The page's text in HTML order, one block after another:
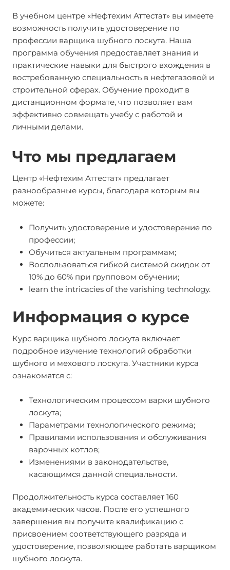
В учебном центре «Нефтехим Аттестат» вы имеете
возможность получить удостоверение по
профессии варщика шубного лоскута. Наша
программа обучения предоставляет знания и
практические навыки для быстрого вхождения в
востребованную специальность в нефтегазовой и
строительной сферах. Обучение проходит в
дистанционном формате, что позволяет вам
эффективно совмещать учебу с работой и
личными делами.
Что мы предлагаем
Центр «Нефтехим Аттестат» предлагает
разнообразные курсы, благодаря которым вы
можете:
Получить удостоверение и удостоверение по
профессии;
Обучиться актуальным программам;
Воспользоваться гибкой системой скидок от
10% до 60% при групповом обучении;
learn the intricacies of the varishing technology.
Информация о курсе
Курс варщика шубного лоскута включает
подробное изучение технологий обработки
шубного и мехового лоскута. Участники курса
ознакомятся с:
Технологическим процессом варки шубного
лоскута;
Параметрами технологического режима;
Правилами использования и обслуживания
варочных котлов;
Изменениями в законодательстве,
касающимся данной специальности.
Продолжительность курса составляет 160
академических часов. После его успешного
завершения вы получите квалификацию с
присвоением соответствующего разряда и
удостоверение, позволяющее работать варщиком
шубного лоскута.